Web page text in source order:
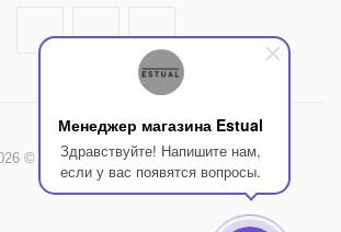
Менеджер магазина Estual
Здравствуйте! Напишите нам,
если у вас появятся вопросы.
© Интернет-магазин Estual